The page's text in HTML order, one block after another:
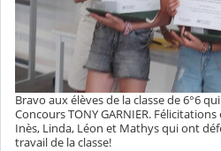
Bravo aux élèves de la classe de 6°6
Concours TONY GARNIER.
Inès, Linda, Léon et Mathys qui ont
travail de la classe!